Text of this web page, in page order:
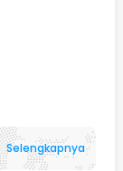
Selengkapnya